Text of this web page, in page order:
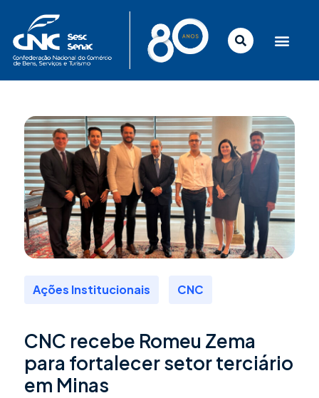
conteúdo
Ações Institucionais CNC
CNC recebe Romeu Zema
para fortalecer setor terciário
em Minas